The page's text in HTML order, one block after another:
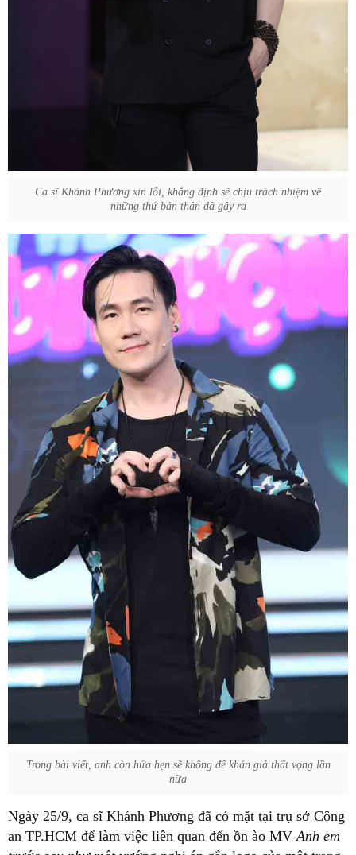
Ca sĩ Khánh Phương xin lỗi, khẳng định sẽ chịu trách nhiệm về
những thứ bản thân đã gây ra
Trong bài viết, anh còn hứa hẹn sẽ không để khán giả thất vọng lần
nữa
Ngày 25/9, ca sĩ Khánh Phương đã có mặt tại trụ sở Công
an TP.HCM để làm việc liên quan đến ồn ào MVAnh em